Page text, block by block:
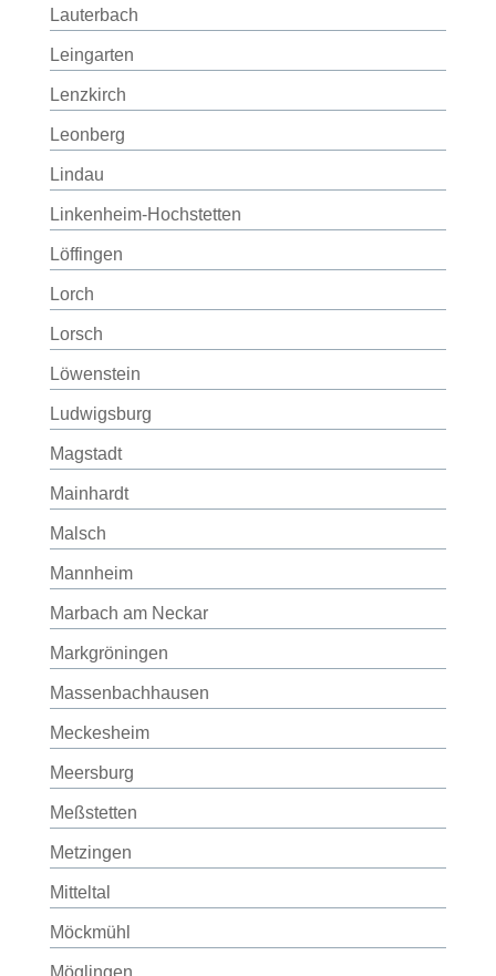
Lauterbach
Leingarten
Lenzkirch
Leonberg
Lindau
Linkenheim-Hochstetten
Löffingen
Lorch
Lorsch
Löwenstein
Ludwigsburg
Magstadt
Mainhardt
Malsch
Mannheim
Marbach am Neckar
Markgröningen
Massenbachhausen
Meckesheim
Meersburg
Meßstetten
Metzingen
Mitteltal
Möckmühl
Möglingen